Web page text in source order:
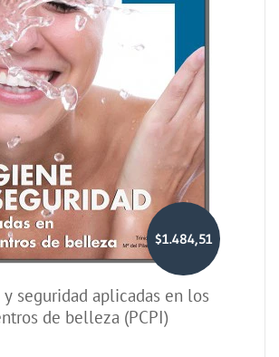
$1.484,51
seguridad aplicadas en los
de belleza (PCPI)